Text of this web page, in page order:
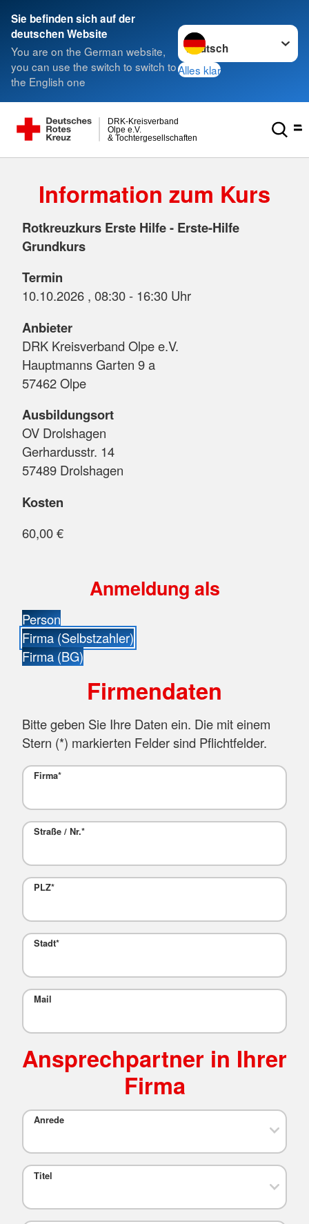
Sie befinden sich auf der
deutschen Website
You are on the German website,
you can use the switch to switch to
the English one
Sprache wechseln zu
Alles klar
& Tochtergesellschaften
Olpe e.V.
DRK-Kreisverband
Information zum Kurs
Rotkreuzkurs Erste Hilfe - Erste-Hilfe
Grundkurs
Termin
10.10.2026 , 08:30 - 16:30 Uhr
Anbieter
DRK Kreisverband Olpe e.V.
Hauptmanns Garten 9 a
57462 Olpe
Ausbildungsort
OV Drolshagen
Gerhardusstr. 14
57489 Drolshagen
Kosten
60,00 €
Anmeldung als
Person
Firma (Selbstzahler)
Firma (BG)
Firmendaten
Bitte geben Sie Ihre Daten ein. Die mit einem
Stern (*) markierten Felder sind Pflichtfelder.
Firma*
Straße / Nr.*
PLZ*
Stadt*
Mail
Ansprechpartner in Ihrer
Firma
Anrede
Titel